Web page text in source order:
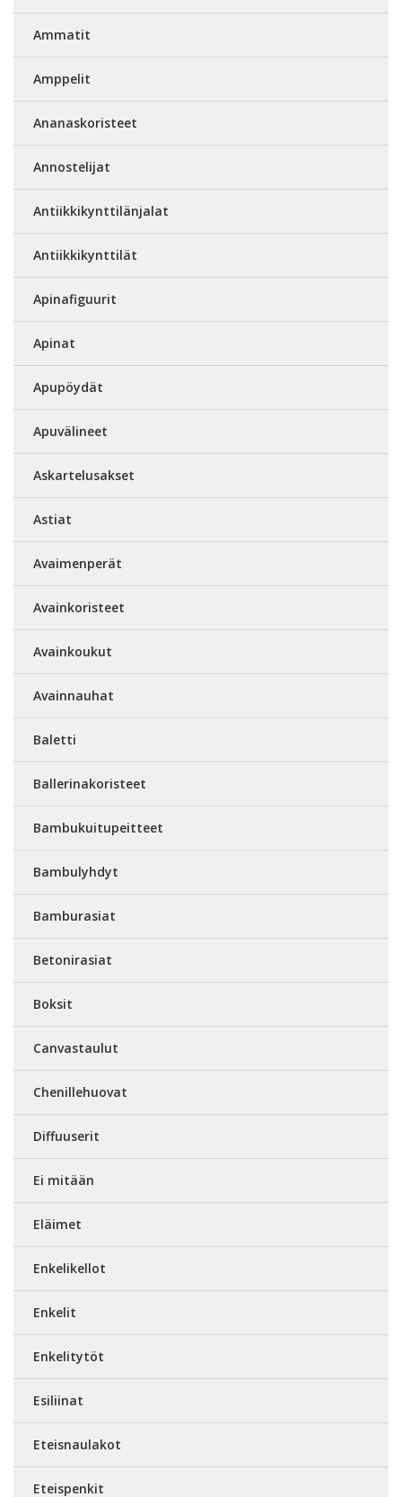
Ammatit
Amppelit
Ananaskoristeet
Annostelijat
Antiikkikynttilänjalat
Antiikkikynttilät
Apinafiguurit
Apinat
Apupöydät
Apuvälineet
Askartelusakset
Astiat
Avaimenperät
Avainkoristeet
Avainkoukut
Avainnauhat
Baletti
Ballerinakoristeet
Bambukuitupeitteet
Bambulyhdyt
Bamburasiat
Betonirasiat
Boksit
Canvastaulut
Chenillehuovat
Diffuuserit
Ei mitään
Eläimet
Enkelikellot
Enkelit
Enkelitytöt
Esiliinat
Eteisnaulakot
Eteispenkit